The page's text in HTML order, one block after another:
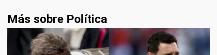
Más sobre Política